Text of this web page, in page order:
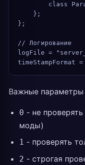
class
    };
};
// Логирование
logFile =
timeStampFormat
Важные параметры
0 - не
моды)
1 - проверять
2 - строгая